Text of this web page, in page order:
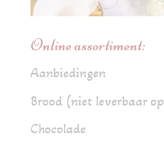
Online assortiment:
Aanbiedingen
Brood (niet leverbaar
Chocolade